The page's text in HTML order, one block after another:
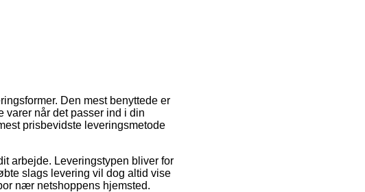
Den mest benyttede er
varer når det passer ind i din
prisbevidste leveringsmetode
arbejde. Leveringstypen bliver for
slags levering vil dog altid vise
nær netshoppens hjemsted.